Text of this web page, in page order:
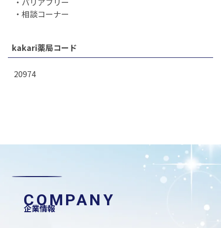
・相談コーナー
kakari薬局コード
20974
COMPANY
企業情報